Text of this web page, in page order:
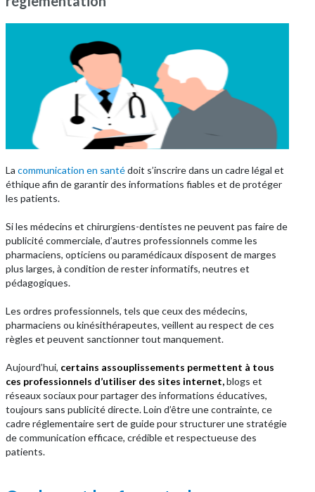
La communication en santédoit s’inscrire dans un cadre légal et
éthique afin de garantir des informations fiables et de protéger
les patients.
Si les médecins et chirurgiens-dentistes ne peuvent pas faire de
publicité commerciale, d’autres professionnels comme les
pharmaciens, opticiens ou paramédicaux disposent de marges
plus larges, à condition de rester informatifs, neutres et
pédagogiques.
Les ordres professionnels, tels que ceux des médecins,
pharmaciens ou kinésithérapeutes, veillent au respect de ces
règles et peuvent sanctionner tout manquement.
Aujourd’hui, certains assouplissements permettent à tous
ces professionnels d’utiliser des sites internet,blogs et
réseaux sociaux pour partager des informations éducatives,
toujours sans publicité directe. Loin d’être une contrainte, ce
cadre réglementaire sert de guide pour structurer une stratégie
de communication efficace, crédible et respectueuse des
patients.